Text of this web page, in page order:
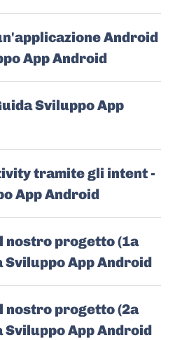
Android
App Android
Sviluppo App
tramite gli intent -
App Android
nostro progetto (1a
Sviluppo App Android
nostro progetto (2a
Sviluppo App Android